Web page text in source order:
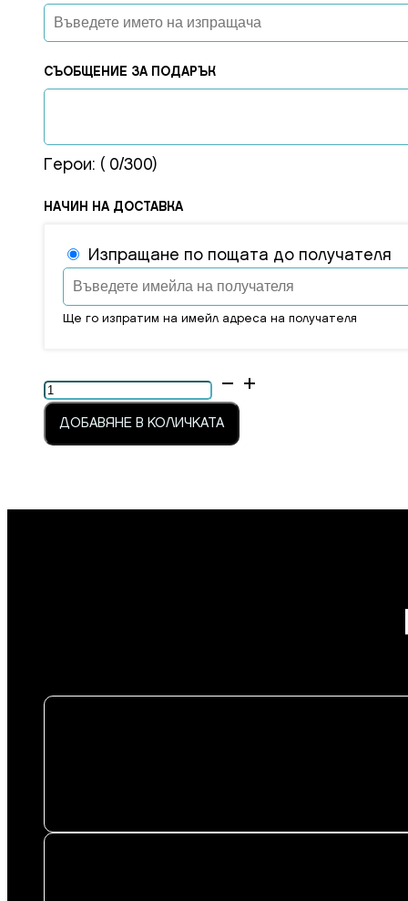
СЪОБЩЕНИЕ ЗА ПОДАРЪК
Герои: ( 0/300)
НАЧИН НА ДОСТАВКА
Изпращане по пощата до получателя
Ще го изпратим на имейл адреса на получателя
количество
за
Подаръчен
ДОБАВЯНЕ В КОЛИЧКАТА